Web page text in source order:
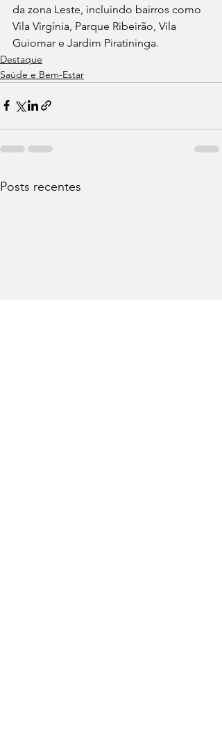
da zona Leste, incluindo bairros como
Vila Virgínia, Parque Ribeirão, Vila
Guiomar e Jardim Piratininga.
Destaque
Saúde e Bem-Estar
Posts recentes